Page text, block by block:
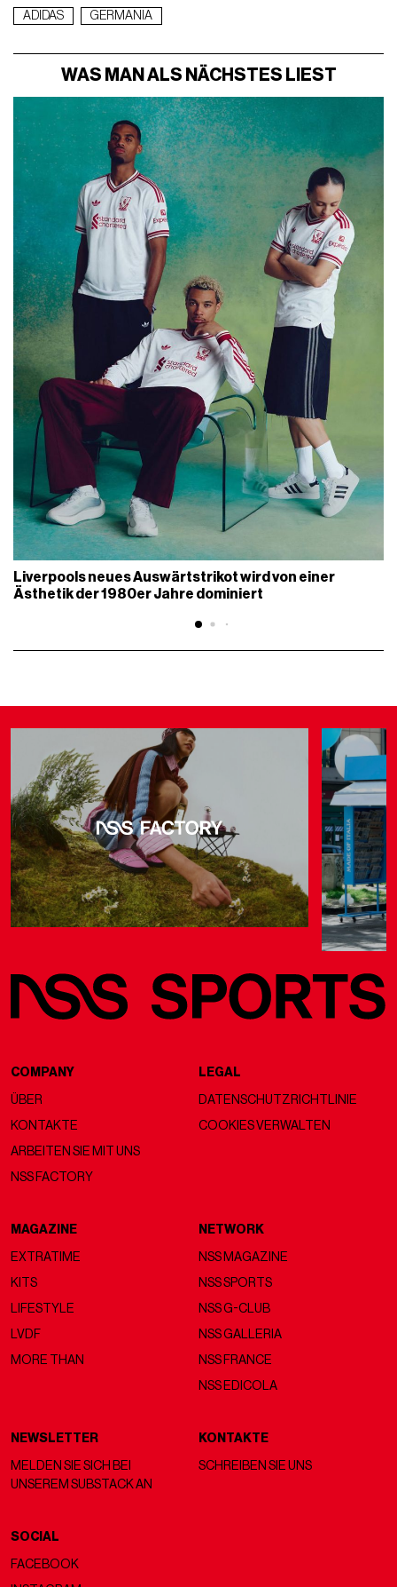
ADIDAS GERMANIA
WAS MAN ALS NÄCHSTES LIEST
Liverpools neues Auswärtstrikot wird von einer
Ästhetik der 1980er Jahre dominiert
COMPANY
ÜBER
KONTAKTE
ARBEITEN SIE MIT UNS
NSS FACTORY
LEGAL
DATENSCHUTZRICHTLINIE
COOKIES VERWALTEN
MAGAZINE
EXTRATIME
KITS
LIFESTYLE
LVDF
MORE THAN
NETWORK
NSS MAGAZINE
NSS SPORTS
NSS G-CLUB
NSS GALLERIA
NSS FRANCE
NSS EDICOLA
NEWSLETTER
MELDEN SIE SICH BEI
UNSEREM SUBSTACK AN
KONTAKTE
SCHREIBEN SIE UNS
SOCIAL
FACEBOOK